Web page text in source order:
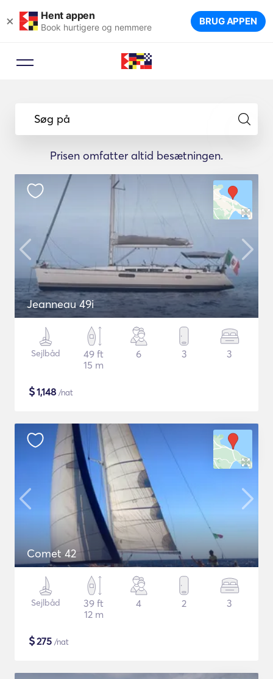
× Hent appen
Book hurtigere og nemmere BRUG APPEN
Søg på
Prisen omfatter altid besætningen.
Jeanneau 49i
Sejlbåd
49 ft
15 m
6 3 3
$1,148 /nat
Comet 42
Sejlbåd
39 ft
12 m
4 2 3
$275 /nat